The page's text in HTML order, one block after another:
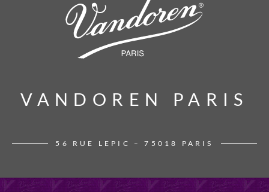
VANDOREN PARIS
VANDOREN PARIS
56 RUE LEPIC – 75018 PARIS